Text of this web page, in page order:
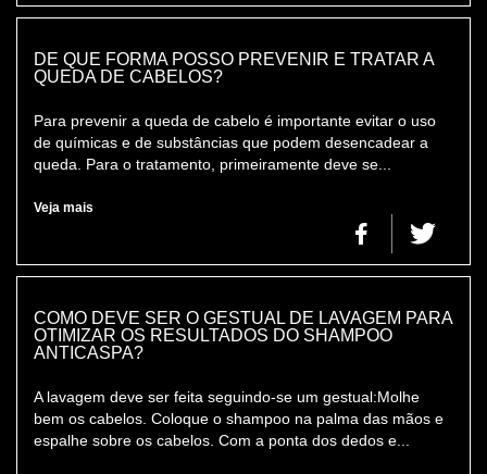
DE QUE FORMA POSSO PREVENIR E TRATAR A
QUEDA DE CABELOS?
Para prevenir a queda de cabelo é importante evitar o uso
de químicas e de substâncias que podem desencadear a
queda. Para o tratamento, primeiramente deve se...
Veja mais
COMO DEVE SER O GESTUAL DE LAVAGEM PARA
OTIMIZAR OS RESULTADOS DO SHAMPOO
ANTICASPA?
A lavagem deve ser feita seguindo-se um gestual:Molhe
bem os cabelos. Coloque o shampoo na palma das mãos e
espalhe sobre os cabelos. Com a ponta dos dedos e...